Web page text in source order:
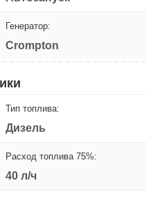
Генератор:
Crompton
Тип топлива:
Дизель
Расход топлива 75%:
40 л/ч